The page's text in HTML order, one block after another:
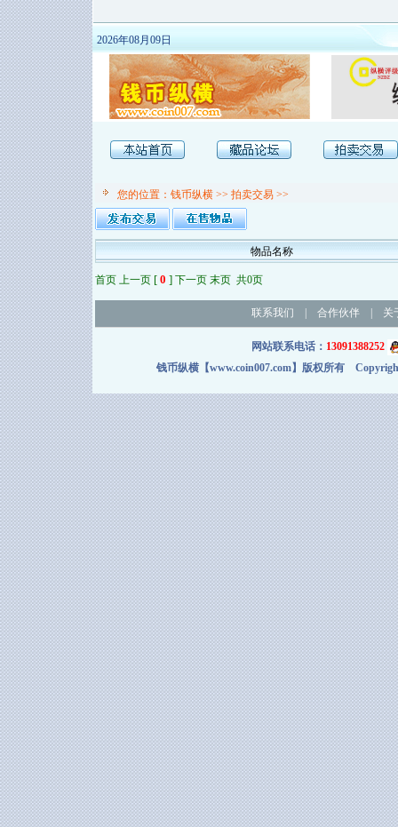
2026年08月09日
您的位置： 钱币纵横>> 拍卖交易>>
物品名称
首页 上一页 [ 0 ] 下一页 末页 共0页
联系我们 合作伙伴| 关
网站联系电话： 13091388252
钱币纵横【www.coin007.com】版权所有